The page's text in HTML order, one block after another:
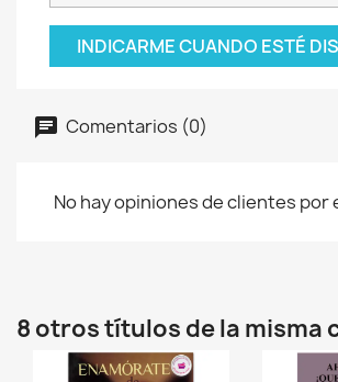
INDICARME CUANDO ESTÉ
Comentarios (0)
No hay opiniones de clientes por
8 otros títulos de la misma